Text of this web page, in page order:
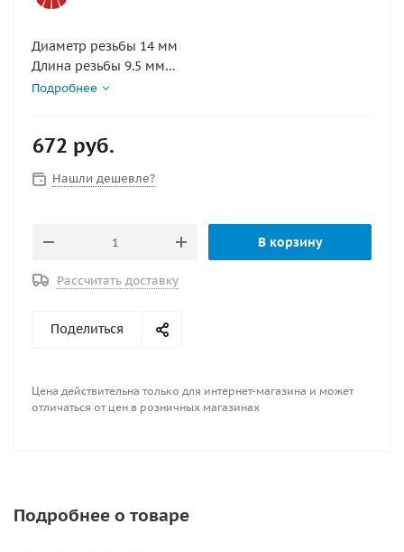
Диаметр резьбы 14 мм
Длина резьбы 9.5 мм
Калильное число 4
Межэлектродный зазор 0.8 мм
Подробнее
672 руб.
Нашли дешевле?
В корзину
Рассчитать доставку
Поделиться
Цена действительна только для интернет-магазина и может
отличаться от цен в розничных магазинах
Подробнее о товаре